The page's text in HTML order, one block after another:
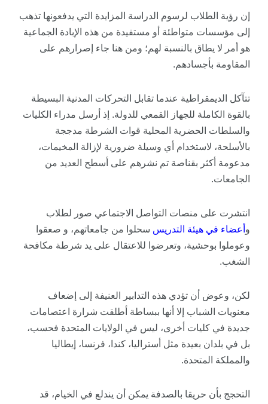
إن رؤية الطلاب لرسوم الدراسة المزايدة التي يدفعونها تذهب
إلى مؤسسات متواطئة أو مستفيدة من هذه الإبادة الجماعية
هو أمر لا يطاق بالنسبة لهم؛ ومن هنا جاء إصرارهم على
المقاومة بأجسادهم.
تتآكل الديمقراطية عندما تقابل التحركات المدنية البسيطة
بالقوة الكاملة للجهاز القمعي للدولة. إذ أرسل مدراء الكليات
والسلطات الحضرية المحلية قوات الشرطة مدججة
بالأسلحة، لاستخدام أي وسيلة ضرورية لإزالة المخيمات،
مدعومة أكثر بقناصة تم نشرهم على أسطح العديد من
الجامعات.
انتشرت على منصات التواصل الاجتماعي صور لطلاب
و أعضاء في هيئة التدريس سحلوا من جامعاتهم، و صعقوا
وعوملوا بوحشية، وتعرضوا للاعتقال على يد شرطة مكافحة
الشغب.
لكن، وعوض أن تؤدي هذه التدابير العنيفة إلى إضعاف
معنويات الشباب إلا أنها ببساطة أطلقت شرارة اعتصامات
جديدة في كليات أخرى، ليس في الولايات المتحدة فحسب،
بل في بلدان بعيدة مثل أستراليا، كندا، فرنسا، إيطاليا
والمملكة المتحدة.
التحجج بأن حريقا بالصدفة يمكن أن يندلع في الخيام، قد